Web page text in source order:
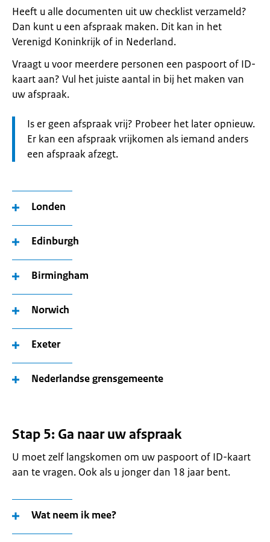
Heeft u alle documenten uit uw checklist verzameld?
Dan kunt u een afspraak maken. Dit kan in het
Verenigd Koninkrijk of in Nederland.
Vraagt u voor meerdere personen een paspoort of ID-
kaart aan? Vul het juiste aantal in bij het maken van
uw afspraak.
Let
op:
Is er geen afspraak vrij? Probeer het later opnieuw.
Er kan een afspraak vrijkomen als iemand anders
een afspraak afzegt.
Londen
Edinburgh
Birmingham
Norwich
Exeter
Nederlandse grensgemeente
Stap 5: Ga naar uw afspraak
U moet zelf langskomen om uw paspoort of ID-kaart
aan te vragen. Ook als u jonger dan 18 jaar bent.
Wat neem ik mee?